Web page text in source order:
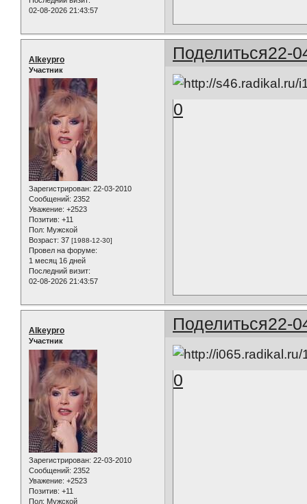
02-08-2026 21:43:57
Поделиться22-
Alkeypro
Участник
Зарегистрирован: 22-03-2010
Сообщений: 2352
Уважение: +2523
Позитив: +11
Пол: Мужской
Возраст: 37 [1988-12-30]
Провел на форуме:
1 месяц 16 дней
Последний визит:
02-08-2026 21:43:57
0
Поделиться22-
Alkeypro
Участник
Зарегистрирован: 22-03-2010
Сообщений: 2352
Уважение: +2523
Позитив: +11
Пол: Мужской
0